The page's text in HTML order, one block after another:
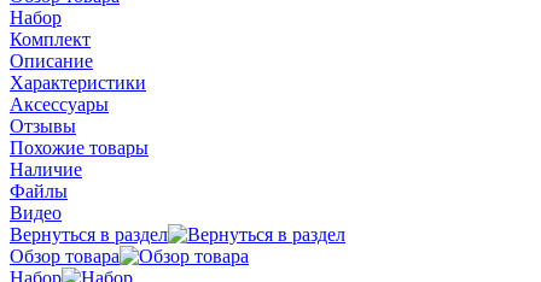
Набор
Комплект
Описание
Характеристики
Аксессуары
Отзывы
Похожие товары
Наличие
Файлы
Видео
Вернуться в раздел
Обзор товара
Набор